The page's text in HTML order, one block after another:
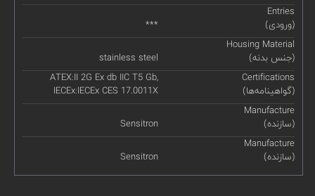
Entries
(ورودی)
***
Housing Material
(جنس بدنه)
stainless steel
Certifications
(گواهینامه‌ها)
ATEX:II 2G Ex db IIC T5 Gb,
IECEx:IECEx CES 17.0011X
Manufacture
(سازنده)
Sensitron
Manufacture
(سازنده)
Sensitron